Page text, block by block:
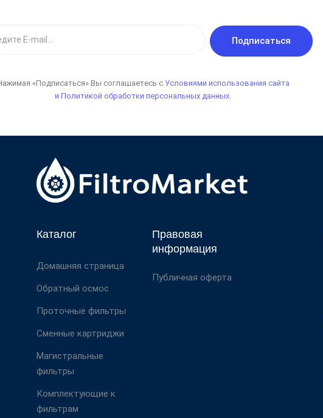
Подписаться
«Подписаться» Вы соглашаетесь с Условиями использования сайта
и Политикой обработки персональных данных.
Каталог
Домашняя страница
Обратный осмос
Проточные фильтры
Сменные картриджи
Магистральные
фильтры
Комплектующие к
фильтрам
Правовая
информация
Публичная оферта